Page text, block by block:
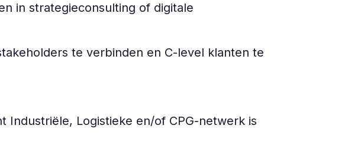
in strategieconsulting of digitale
te verbinden en C-level klanten te
Industriële, Logistieke en/of CPG-netwerk is